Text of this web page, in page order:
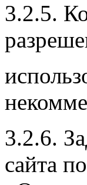
3.2.5.
3.2.6.
сайта